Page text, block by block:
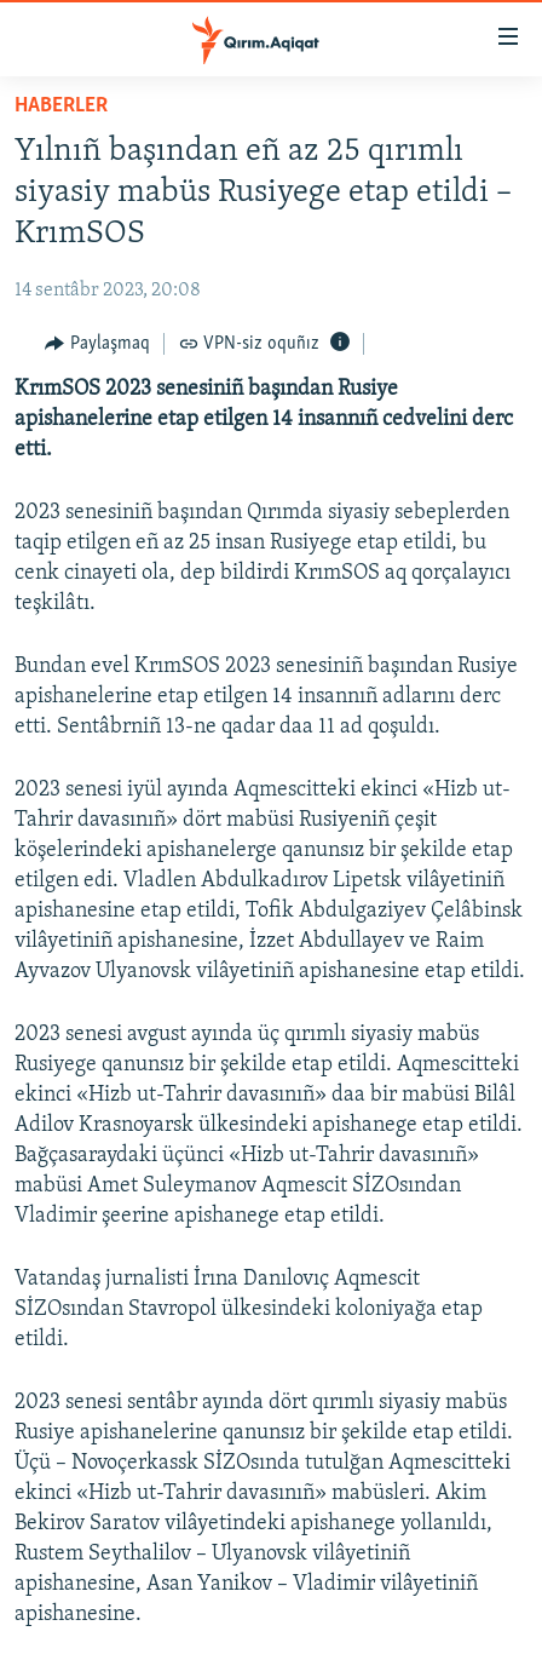
Esas
qaytmaq
Baş
navigatsiyağa
qaytmaq
Qıdıruvğa
HABERLER
İQTİSADİYAT
MEDENİYET
İNSAN AQLARI
VİDEO
SÜRET
FİKİR
Русский
QOŞULIÑIZ!
RFE/RS bütün saytları
HABERLER
Yılnıñ başından eñ az 25 qırımlı
siyasiy mabüs Rusiyege etap etildi –
KrımSOS
14 sentâbr 2023, 20:08
Paylaşmaq VPN-siz oquñız
KrımSOS 2023 senesiniñ başından Rusiye
apishanelerine etap etilgen 14 insannıñ cedvelini derc
etti.
2023 senesiniñ başından Qırımda siyasiy sebeplerden
taqip etilgen eñ az 25 insan Rusiyege etap etildi, bu
cenk cinayeti ola, dep bildirdi KrımSOS aq qorçalayıcı
teşkilâtı.
Bundan evel KrımSOS 2023 senesiniñ başından Rusiye
apishanelerine etap etilgen 14 insannıñ adlarını derc
etti. Sentâbrniñ 13-ne qadar daa 11 ad qoşuldı.
2023 senesi iyül ayında Aqmescitteki ekinci «Hizb ut-
Tahrir davasınıñ» dört mabüsi Rusiyeniñ çeşit
köşelerindeki apishanelerge qanunsız bir şekilde etap
etilgen edi. Vladlen Abdulkadırov Lipetsk vilâyetiniñ
apishanesine etap etildi, Tofik Abdulgaziyev Çelâbinsk
vilâyetiniñ apishanesine, İzzet Abdullayev ve Raim
Ayvazov Ulyanovsk vilâyetiniñ apishanesine etap etildi.
2023 senesi avgust ayında üç qırımlı siyasiy mabüs
Rusiyege qanunsız bir şekilde etap etildi. Aqmescitteki
ekinci «Hizb ut-Tahrir davasınıñ» daa bir mabüsi Bilâl
Adilov Krasnoyarsk ülkesindeki apishanege etap etildi.
Bağçasaraydaki üçünci «Hizb ut-Tahrir davasınıñ»
mabüsi Amet Suleymanov Aqmescit SİZOsından
Vladimir şeerine apishanege etap etildi.
Vatandaş jurnalisti İrına Danılovıç Aqmescit
SİZOsından Stavropol ülkesindeki koloniyağa etap
etildi.
2023 senesi sentâbr ayında dört qırımlı siyasiy mabüs
Rusiye apishanelerine qanunsız bir şekilde etap etildi.
Üçü – Novoçerkassk SİZOsında tutulğan Aqmescitteki
ekinci «Hizb ut-Tahrir davasınıñ» mabüsleri. Akim
Bekirov Saratov vilâyetindeki apishanege yollanıldı,
Rustem Seythalilov – Ulyanovsk vilâyetiniñ
apishanesine, Asan Yanikov – Vladimir vilâyetiniñ
apishanesine.